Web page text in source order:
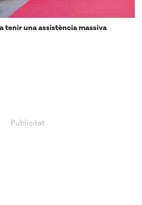
tenir una assistència massiva